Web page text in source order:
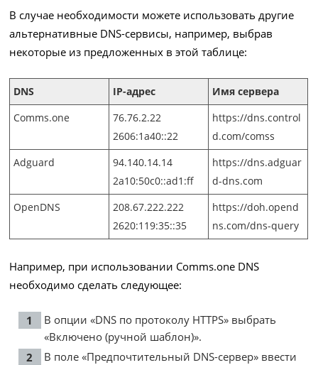
В случае необходимости можете использовать другие
альтернативные DNS-сервисы, например, выбрав
некоторые из предложенных в этой таблице:
DNS IP-адрес
Имя сервера
Comms.one
76.76.2.22
2606:1a40::22
https://dns.control
d.com/comss
Adguard
94.140.14.14
2a10:50c0::ad1:ff
https://dns.adguar
d-dns.com
OpenDNS
208.67.222.222
2620:119:35::35
https://doh.opend
ns.com/dns-query
Например, при использовании Comms.one DNS
необходимо сделать следующее:
В опции «DNS по протоколу HTTPS» выбрать
«Включено (ручной шаблон)».
В поле «Предпочтительный DNS-сервер» ввести